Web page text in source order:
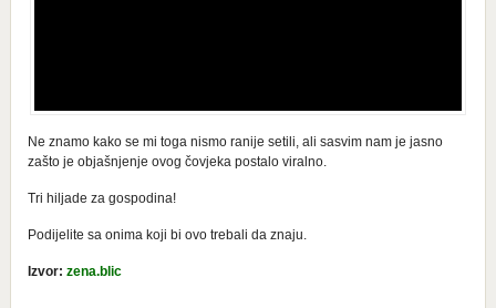
Ne znamo kako se mi toga nismo ranije setili, ali sasvim nam je jasno
zašto je objašnjenje ovog čovjeka postalo viralno.
Tri hiljade za gospodina!
Podijelite sa onima koji bi ovo trebali da znaju.
Izvor: zena.blic